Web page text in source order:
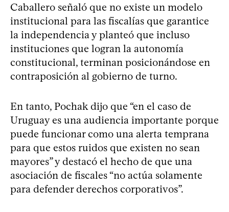
Caballero señaló que no existe un modelo
institucional para las fiscalías que garantice
la independencia y planteó que incluso
instituciones que logran la autonomía
constitucional, terminan posicionándose en
contraposición al gobierno de turno.
En tanto, Pochak dijo que “en el caso de
Uruguay es una audiencia importante porque
puede funcionar como una alerta temprana
para que estos ruidos que existen no sean
mayores” y destacó el hecho de que una
asociación de fiscales “no actúa solamente
para defender derechos corporativos”.